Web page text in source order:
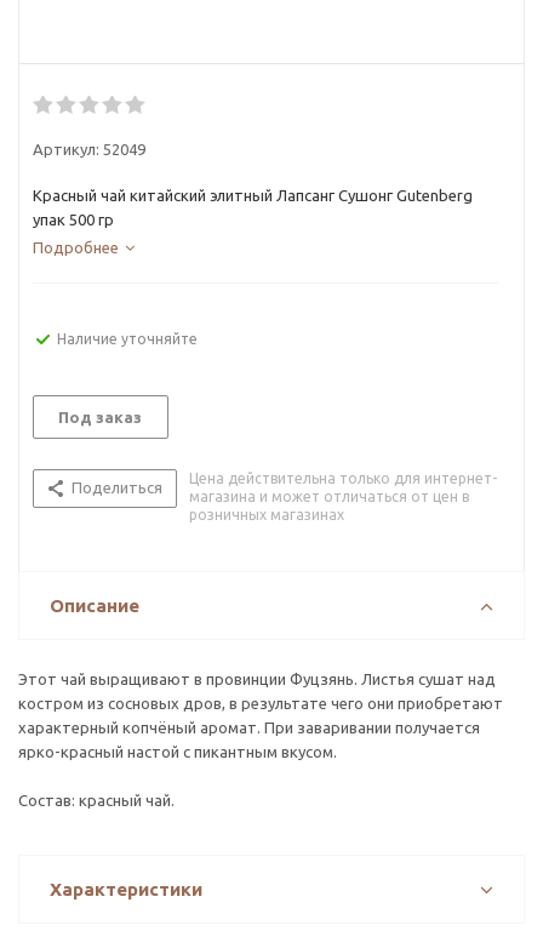
Артикул: 52049
Красный чай китайский элитный Лапсанг Сушонг Gutenberg
упак 500 гр
Подробнее
Наличие уточняйте
Под заказ
Поделиться
Цена действительна только для интернет-
магазина и может отличаться от цен в
розничных магазинах
Описание
Этот чай выращивают в провинции Фуцзянь. Листья сушат над
костром из сосновых дров, в результате чего они приобретают
характерный копчёный аромат. При заваривании получается
ярко-красный настой с пикантным вкусом.
Состав: красный чай.
Характеристики